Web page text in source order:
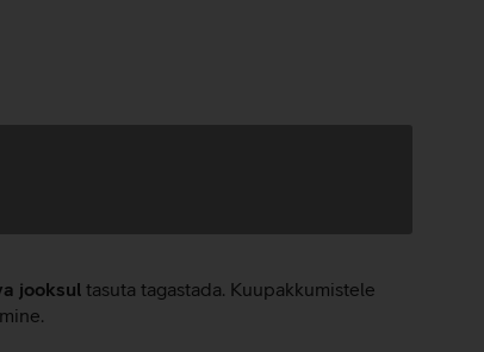
jooksul tasuta tagastada. Kuupakkumistele